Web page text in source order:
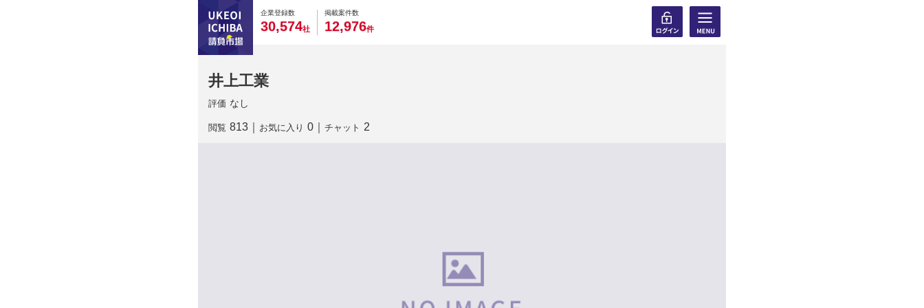
企業登録数
0
3
0
0,
0
5
0
74社
掲載案件数
0
1
0
2,
0
9
0
76件
井上工業
評価 なし
閲覧 813 お気に入り 0 チャット 2